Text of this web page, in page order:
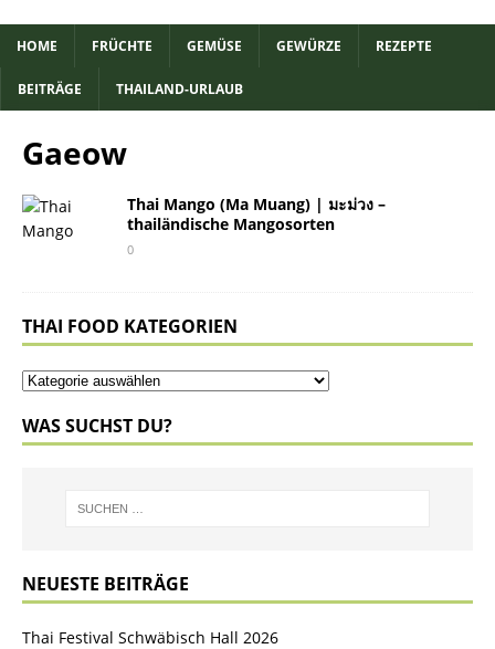
HOME FRÜCHTE GEMÜSE GEWÜRZE REZEPTE
BEITRÄGE THAILAND-URLAUB
Gaeow
Thai Mango (Ma Muang) | มะม่วง –
thailändische Mangosorten
0
THAI FOOD KATEGORIEN
WAS SUCHST DU?
NEUESTE BEITRÄGE
Thai Festival Schwäbisch Hall 2026